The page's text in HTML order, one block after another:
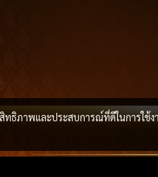
ทธิภาพและประสบการณ์ที่ดีในการใช้